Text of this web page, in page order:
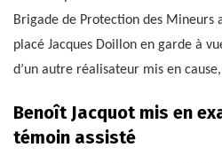
Brigade de Protection des Mineurs
placé Jacques Doillon en garde à
d’un autre réalisateur mis en
Benoît Jacquot mis en
témoin assisté